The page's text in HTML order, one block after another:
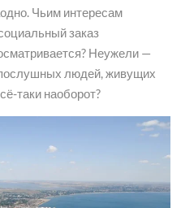
Чьим интересам
заказ
Неужели —
людей, живущих
таки наоборот?